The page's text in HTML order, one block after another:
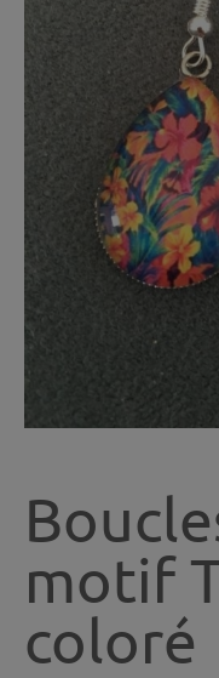
motif
coloré